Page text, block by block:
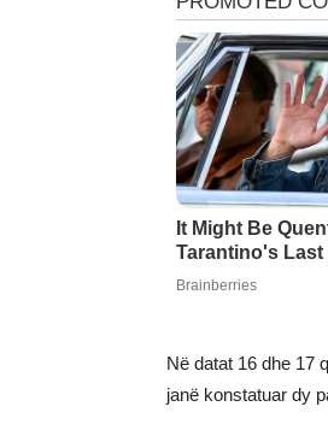
Në datat 16 dhe 17
janë konstatuar dy